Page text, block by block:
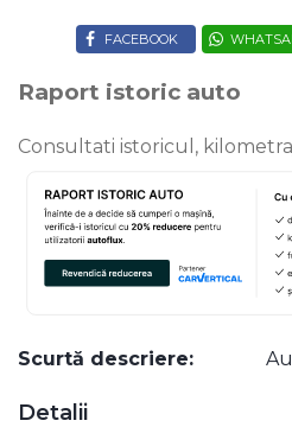
FACEBOOK
Raport istoric auto
Consultati istoricul,
Scurtă descriere:
Detalii